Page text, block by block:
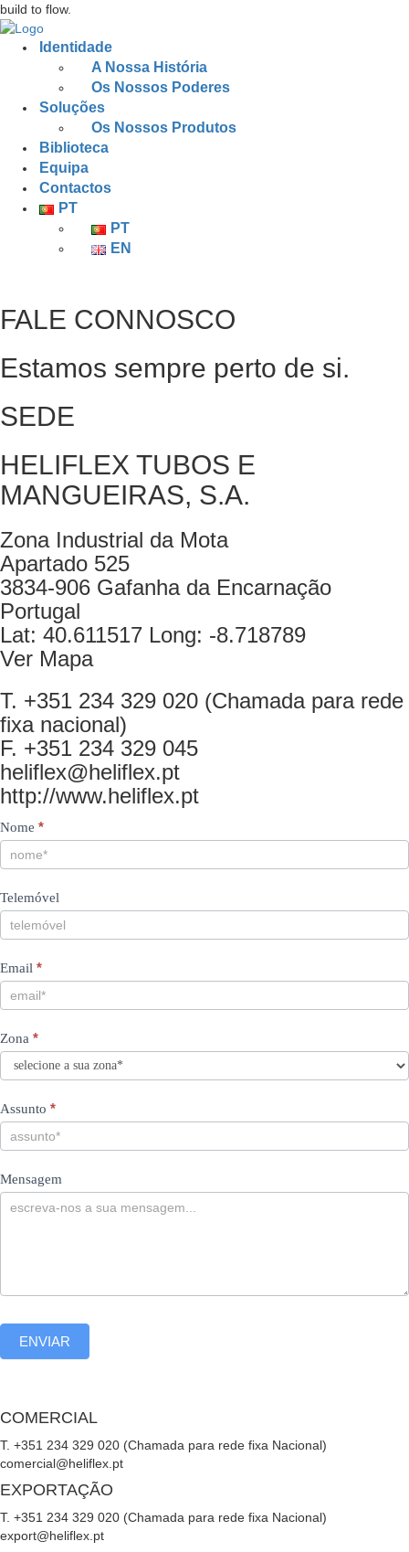
build to flow.
Identidade
A Nossa História
Os Nossos Poderes
Soluções
Os Nossos Produtos
Biblioteca
Equipa
Contactos
PT
PT
EN
FALE CONNOSCO
Estamos sempre perto de si.
SEDE
HELIFLEX TUBOS E
MANGUEIRAS, S.A.
Zona Industrial da Mota
Apartado 525
3834-906 Gafanha da Encarnação
Portugal
Lat: 40.611517 Long: -8.718789
Ver Mapa
T. +351 234 329 020 (Chamada para rede
fixa nacional)
F. +351 234 329 045
heliflex@heliflex.pt
http://www.heliflex.pt
Contacts
PT
Nome *
Telemóvel
Email *
Zona *
Assunto *
Mensagem
ENVIAR
If
you
are
leave
this
field
COMERCIAL
T. +351 234 329 020 (Chamada para rede fixa Nacional)
comercial@heliflex.pt
EXPORTAÇÃO
T. +351 234 329 020 (Chamada para rede fixa Nacional)
export@heliflex.pt